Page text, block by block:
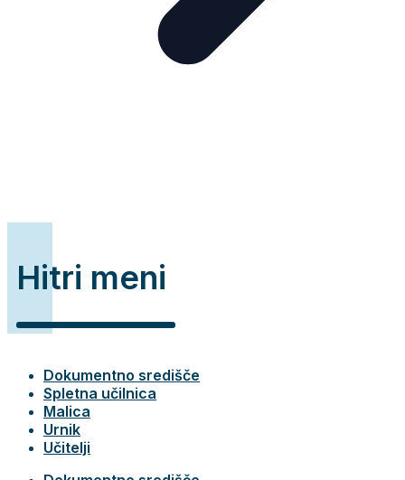
Hitri meni
Dokumentno središče
Spletna učilnica
Malica
Urnik
Učitelji